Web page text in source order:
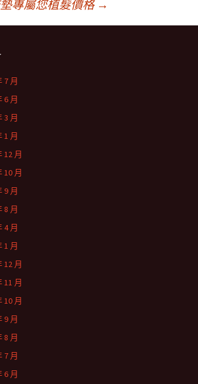
專屬您植髮價格 →
7 月
6 月
3 月
1 月
12 月
10 月
9 月
8 月
4 月
1 月
12 月
11 月
10 月
9 月
8 月
7 月
6 月